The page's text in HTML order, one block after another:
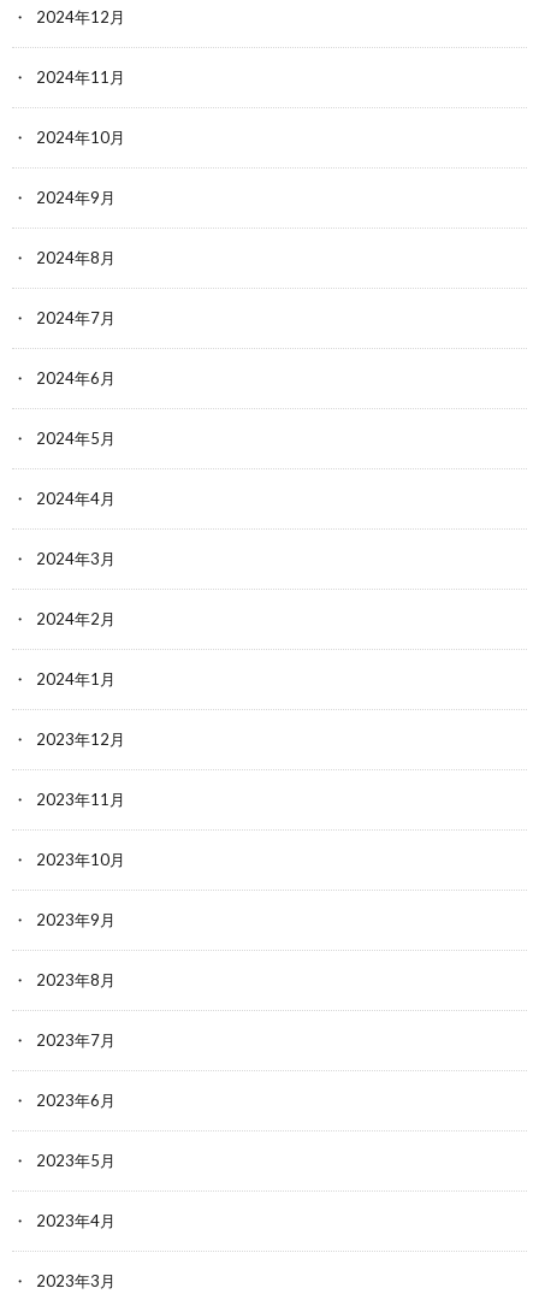
2024年12月
2024年11月
2024年10月
2024年9月
2024年8月
2024年7月
2024年6月
2024年5月
2024年4月
2024年3月
2024年2月
2024年1月
2023年12月
2023年11月
2023年10月
2023年9月
2023年8月
2023年7月
2023年6月
2023年5月
2023年4月
2023年3月